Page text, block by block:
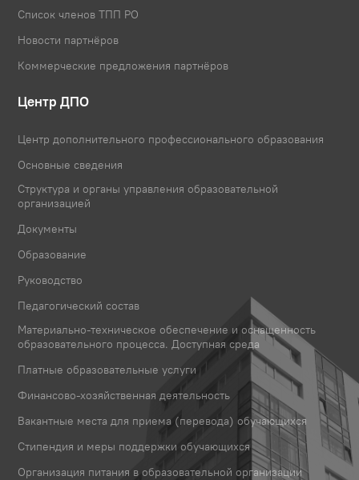
Список членов ТПП РО
Новости партнёров
Коммерческие предложения партнёров
Центр ДПО
Центр дополнительного профессионального образования
Основные сведения
Структура и органы управления образовательной
организацией
Документы
Образование
Руководство
Педагогический состав
Материально-техническое обеспечение и оснащенность
образовательного процесса. Доступная среда
Платные образовательные услуги
Финансово-хозяйственная деятельность
Вакантные места для приема (перевода) обучающихся
Стипендия и меры поддержки обучающихся
Организация питания в образовательной организации